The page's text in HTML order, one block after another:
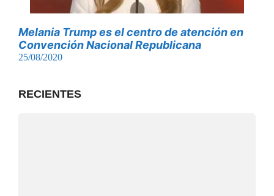
Melania Trump es el centro de atención en
Convención Nacional Republicana
25/08/2020
RECIENTES